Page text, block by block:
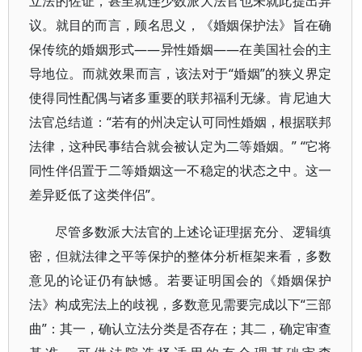
议。就目的而言，顾名思义，《婚姻保护法》旨在确
保传统的婚姻形式——异性婚姻——在美国社会的主
导地位。而就效果而言，该法对于“婚姻”的狭义界定
使得同性配偶与诸多重要的联邦福利无缘。肯尼迪大
法官总结道：“若有的州决定认可同性婚姻，根据联邦
法律，这种民事结合就会被认定为二等婚姻。” “它将
同性伴侣置于二等婚姻这一不稳定的状态之中。这一
差异贬低了这类伴侣”。
尽管多数派大法官的上述论证理据充分、逻辑缜
密，但就法律之平等保护的整体分析框架来看，多数
意见的论证仍有缺憾。若要证明国会的《婚姻保护
法》构成宪法上的歧视，多数意见需要完成以下“三部
曲”：其一，确认立法分类是否存在；其二，确定审查